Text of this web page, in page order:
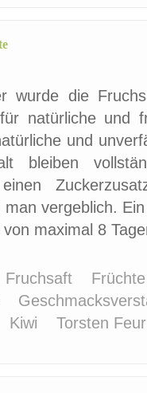
wurde die
natürliche und
und
bleiben
vergeblich.
maximal 8
Fruchsaft
Kiwi
Torsten